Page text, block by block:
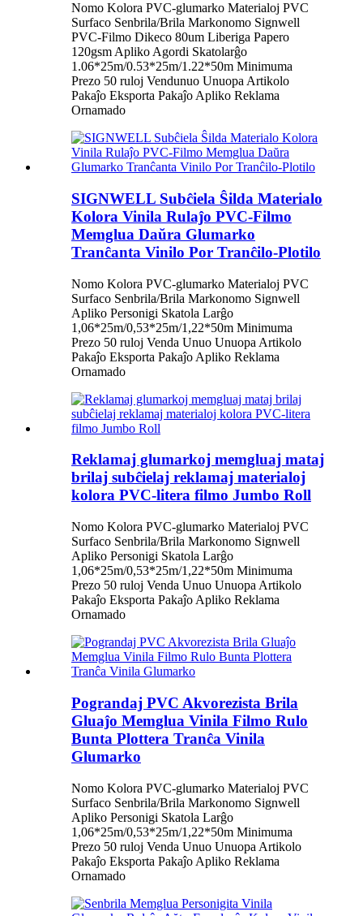
Nomo Kolora PVC-glumarko Materialoj PVC
Surfaco Senbrila/Brila Markonomo Signwell
PVC-Filmo Dikeco 80um Liberiga Papero
120gsm Apliko Agordi Skatolarĝo
1.06*25m/0.53*25m/1.22*50m Minimuma
Prezo 50 ruloj Vendunuo Unuopa Artikolo
Pakaĵo Eksporta Pakaĵo Apliko Reklama
Ornamado
SIGNWELL Subĉiela Ŝilda Materialo
Kolora Vinila Rulaĵo PVC-Filmo
Memglua Daŭra Glumarko
Tranĉanta Vinilo Por Tranĉilo-Plotilo
Nomo Kolora PVC-glumarko Materialoj PVC
Surfaco Senbrila/Brila Markonomo Signwell
Apliko Personigi Skatola Larĝo
1,06*25m/0,53*25m/1,22*50m Minimuma
Prezo 50 ruloj Venda Unuo Unuopa Artikolo
Pakaĵo Eksporta Pakaĵo Apliko Reklama
Ornamado
Reklamaj glumarkoj memgluaj mataj
brilaj subĉielaj reklamaj materialoj
kolora PVC-litera filmo Jumbo Roll
Nomo Kolora PVC-glumarko Materialoj PVC
Surfaco Senbrila/Brila Markonomo Signwell
Apliko Personigi Skatola Larĝo
1,06*25m/0,53*25m/1,22*50m Minimuma
Prezo 50 ruloj Venda Unuo Unuopa Artikolo
Pakaĵo Eksporta Pakaĵo Apliko Reklama
Ornamado
Pograndaj PVC Akvorezista Brila
Gluaĵo Memglua Vinila Filmo Rulo
Bunta Plottera Tranĉa Vinila
Glumarko
Nomo Kolora PVC-glumarko Materialoj PVC
Surfaco Senbrila/Brila Markonomo Signwell
Apliko Personigi Skatola Larĝo
1,06*25m/0,53*25m/1,22*50m Minimuma
Prezo 50 ruloj Venda Unuo Unuopa Artikolo
Pakaĵo Eksporta Pakaĵo Apliko Reklama
Ornamado